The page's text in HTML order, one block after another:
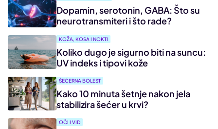
Dopamin, serotonin, GABA: Što su
neurotransmiteri i što rade?
KOŽA, KOSA I NOKTI
Koliko dugo je sigurno biti na suncu:
UV indeks i tipovi kože
ŠEĆERNA BOLEST
Kako 10 minuta šetnje nakon jela
stabilizira šećer u krvi?
OČI I VID